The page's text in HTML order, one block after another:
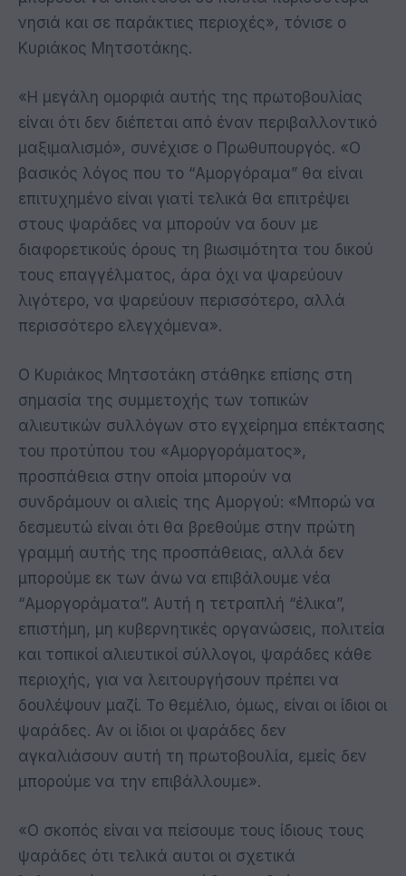
νησιά και σε παράκτιες περιοχές», τόνισε ο
Κυριάκος Μητσοτάκης.
«Η μεγάλη ομορφιά αυτής της πρωτοβουλίας
είναι ότι δεν διέπεται από έναν περιβαλλοντικό
μαξιμαλισμό», συνέχισε ο Πρωθυπουργός. «Ο
βασικός λόγος που το “Αμοργόραμα” θα είναι
επιτυχημένο είναι γιατί τελικά θα επιτρέψει
στους ψαράδες να μπορούν να δουν με
διαφορετικούς όρους τη βιωσιμότητα του δικού
τους επαγγέλματος, άρα όχι να ψαρεύουν
λιγότερο, να ψαρεύουν περισσότερο, αλλά
περισσότερο ελεγχόμενα».
Ο Κυριάκος Μητσοτάκη στάθηκε επίσης στη
σημασία της συμμετοχής των τοπικών
αλιευτικών συλλόγων στο εγχείρημα επέκτασης
του προτύπου του «Αμοργοράματος»,
προσπάθεια στην οποία μπορούν να
συνδράμουν οι αλιείς της Αμοργού: «Μπορώ να
δεσμευτώ είναι ότι θα βρεθούμε στην πρώτη
γραμμή αυτής της προσπάθειας, αλλά δεν
μπορούμε εκ των άνω να επιβάλουμε νέα
“Αμοργοράματα”. Αυτή η τετραπλή “έλικα”,
επιστήμη, μη κυβερνητικές οργανώσεις, πολιτεία
και τοπικοί αλιευτικοί σύλλογοι, ψαράδες κάθε
περιοχής, για να λειτουργήσουν πρέπει να
δουλέψουν μαζί. Το θεμέλιο, όμως, είναι οι ίδιοι οι
ψαράδες. Αν οι ίδιοι οι ψαράδες δεν
αγκαλιάσουν αυτή τη πρωτοβουλία, εμείς δεν
μπορούμε να την επιβάλλουμε».
«Ο σκοπός είναι να πείσουμε τους ίδιους τους
ψαράδες ότι τελικά αυτοι οι σχετικά